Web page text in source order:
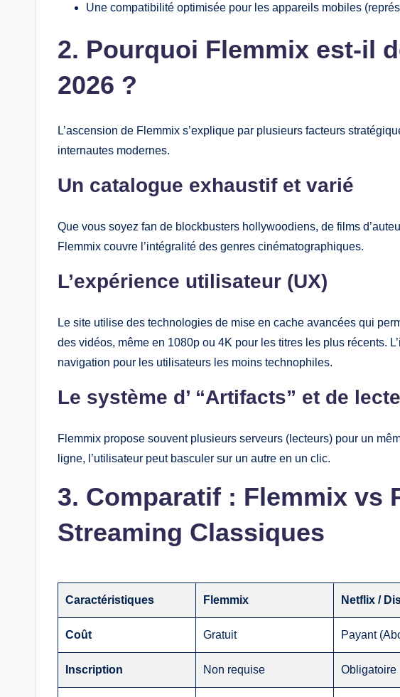
Une compatibilité optimisée pour les appareils mobiles
2. Pourquoi Flemmix est-il
2026 ?
L’ascension de Flemmix s’explique par plusieurs facteurs
internautes modernes.
Un catalogue exhaustif et varié
Que vous soyez fan de blockbusters hollywoodiens, de films
Flemmix couvre l’intégralité des genres cinématographiques.
L’expérience utilisateur (UX)
Le site utilise des technologies de mise en cache avancées qui
des vidéos, même en 1080p ou 4K pour les titres les plus récents.
navigation pour les utilisateurs les moins technophiles.
Le système d’ “Artifacts” et de
Flemmix propose souvent plusieurs serveurs (lecteurs) pour un
ligne, l’utilisateur peut basculer sur un autre en un clic.
3. Comparatif : Flemmix vs
Streaming Classiques
Caractéristiques Flemmix Netflix /
Coût Gratuit Payant
Inscription Non requise Obligatoire